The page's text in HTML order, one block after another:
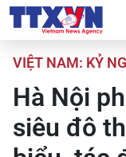
VIỆT NAM: KỶ
Hà Nội
siêu đô